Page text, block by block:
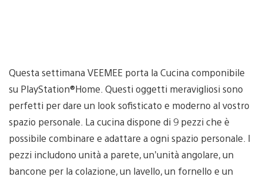
Questa settimana VEEMEE porta la Cucina componibile
su PlayStation®Home. Questi oggetti meravigliosi sono
perfetti per dare un look sofisticato e moderno al vostro
spazio personale. La cucina dispone di 9 pezzi che è
possibile combinare e adattare a ogni spazio personale. I
pezzi includono unità a parete, un’unità angolare, un
bancone per la colazione, un lavello, un fornello e un